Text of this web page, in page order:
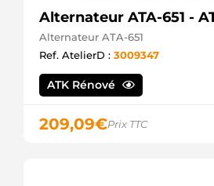
Alternateur ATA-651 -
Alternateur ATA-651
Ref. AtelierD : 3009347
ATK Rénové
209,09€Prix TTC